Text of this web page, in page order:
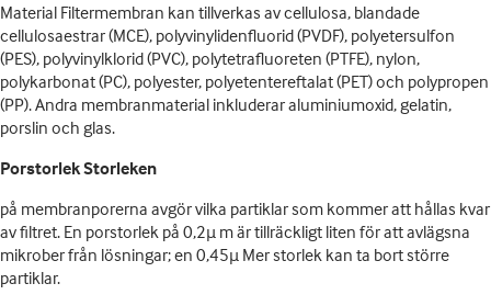
Material Filtermembran kan tillverkas av cellulosa, blandade
cellulosaestrar (MCE), polyvinylidenfluorid (PVDF), polyetersulfon
(PES), polyvinylklorid (PVC), polytetrafluoreten (PTFE), nylon,
polykarbonat (PC), polyester, polyetentereftalat (PET) och polypropen
(PP). Andra membranmaterial inkluderar aluminiumoxid, gelatin,
porslin och glas.
Porstorlek Storleken
på membranporerna avgör vilka partiklar som kommer att hållas kvar
av filtret. En porstorlek på 0,2µ m är tillräckligt liten för att avlägsna
mikrober från lösningar; en 0,45µ Mer storlek kan ta bort större
partiklar.